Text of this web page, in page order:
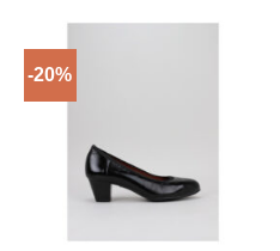
-20%